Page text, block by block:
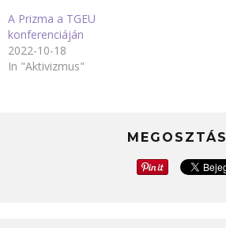
A Prizma a TGEU
konferenciáján
2022-10-18
In "Aktivizmus"
MEGOSZTÁS